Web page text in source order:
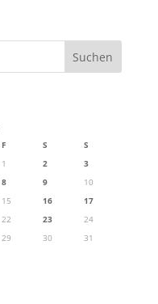
F S
S
1
2
3
8 9
10
15 16
17
22 23
24
29 30
31